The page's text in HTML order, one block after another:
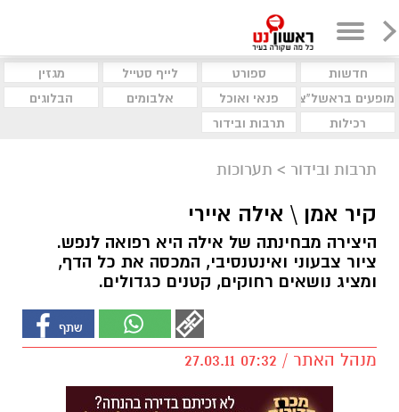
חדשות ספורט לייף סטייל
מגזין
מופעים בראשל"צ
פנאי ואוכל אלבומים
הבלוגים
רכילות
תרבות ובידור
תרבות ובידור > תערוכות
קיר אמן \ אילה איירי
היצירה מבחינתה של אילה היא רפואה לנפש.
ציור צבעוני ואינטנסיבי, המכסה את כל הדף,
ומציג נושאים רחוקים, קטנים כגדולים.
מנהל האתר / 07:32 27.03.11